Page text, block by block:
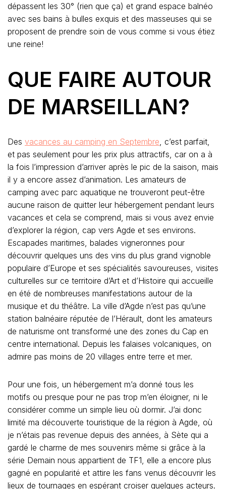
dépassent les 30° (rien que ça) et grand espace balnéo
avec ses bains à bulles exquis et des masseuses qui se
proposent de prendre soin de vous comme si vous étiez
une reine!
QUE FAIRE AUTOUR
DE MARSEILLAN?
Des vacances au camping en Septembre , c’est parfait,
et pas seulement pour les prix plus attractifs, car on a à
la fois l’impression d’arriver après le pic de la saison, mais
il y a encore assez d’animation. Les amateurs de
camping avec parc aquatique ne trouveront peut-être
aucune raison de quitter leur hébergement pendant leurs
vacances et cela se comprend, mais si vous avez envie
d’explorer la région, cap vers Agde et ses environs.
Escapades maritimes, balades vigneronnes pour
découvrir quelques uns des vins du plus grand vignoble
populaire d’Europe et ses spécialités savoureuses, visites
culturelles sur ce territoire d’Art et d’Histoire qui accueille
en été de nombreuses manifestations autour de la
musique et du théâtre. La ville d’Agde n’est pas qu’une
station balnéaire réputée de l’Hérault, dont les amateurs
de naturisme ont transformé une des zones du Cap en
centre international. Depuis les falaises volcaniques, on
admire pas moins de 20 villages entre terre et mer.
Pour une fois, un hébergement m’a donné tous les
motifs ou presque pour ne pas trop m’en éloigner, ni le
considérer comme un simple lieu où dormir. J’ai donc
limité ma découverte touristique de la région à Agde, où
je n’étais pas revenue depuis des années, à Sète qui a
gardé le charme de mes souvenirs même si grâce à la
série Demain nous appartient de TF1, elle a encore plus
gagné en popularité et attire les fans venus découvrir les
lieux de tournages en espérant croiser quelques acteurs.